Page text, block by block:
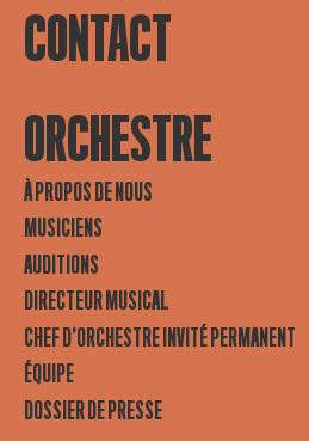
CONTACT
ORCHESTRE
À PROPOS DE NOUS
MUSICIENS
AUDITIONS
DIRECTEUR MUSICAL
CHEF D’ORCHESTRE INVITÉ PERMANENT
ÉQUIPE
DOSSIER DE PRESSE